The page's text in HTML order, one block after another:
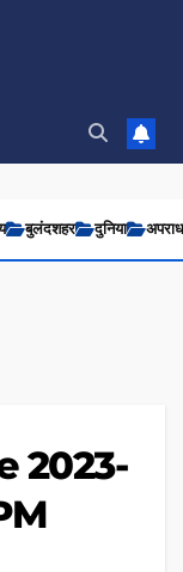
बुलंदशहर दुनिया अपराध
2023-